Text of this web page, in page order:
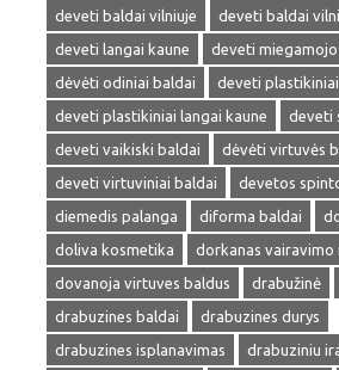
deveti baldai vilniuje deveti baldai
deveti langai kaune
deveti
dėvėti odiniai baldai
deveti
deveti plastikiniai langai kaune
deveti
deveti vaikiski baldai
dėvėti virtuvės
deveti virtuviniai baldai
devetos
diemedis palanga
diforma baldai
doliva kosmetika
dorkanas vairavimo
dovanoja virtuves baldus
drabužinė
drabuzines baldai
drabuzines durys
drabuzines isplanavimas
drabuziniu